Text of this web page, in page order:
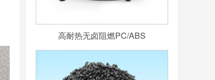
高耐热无卤阻燃PC/ABS